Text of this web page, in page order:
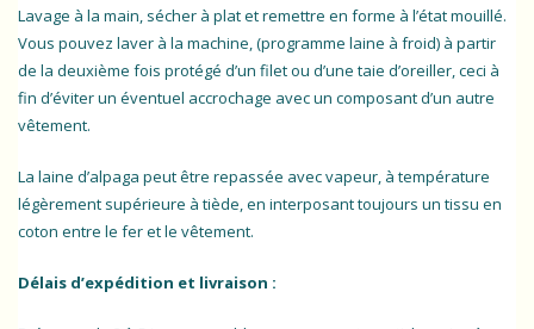
Lavage à la main, sécher à plat et remettre en forme à l’état mouillé.
Vous pouvez laver à la machine, (programme laine à froid) à partir
de la deuxième fois protégé d’un filet ou d’une taie d’oreiller, ceci à
fin d’éviter un éventuel accrochage avec un composant d’un autre
vêtement.
La laine d’alpaga peut être repassée avec vapeur, à température
légèrement supérieure à tiède, en interposant toujours un tissu en
coton entre le fer et le vêtement.
Délais d’expédition et livraison :